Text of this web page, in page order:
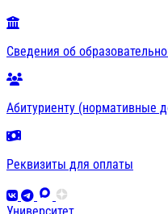
Сведения об
Абитуриенту (нормативные
Реквизиты для оплаты